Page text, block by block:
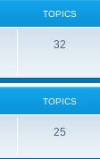
TOPICS
32
TOPICS
25